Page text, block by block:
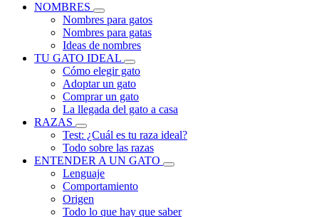
NOMBRES
Nombres para gatos
Nombres para gatas
Ideas de nombres
TU GATO IDEAL
Cómo elegir gato
Adoptar un gato
Comprar un gato
La llegada del gato a casa
RAZAS
Test: ¿Cuál es tu raza ideal?
Todo sobre las razas
ENTENDER A UN GATO
Lenguaje
Comportamiento
Origen
Todo lo que hay que saber